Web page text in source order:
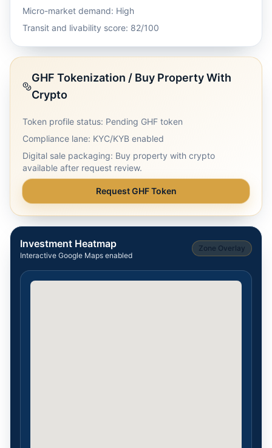
Micro-market demand: High
Transit and livability score: 82/100
GHF Tokenization / Buy Property With
Crypto
Token profile status: Pending GHF token
Compliance lane: KYC/KYB enabled
Digital sale packaging: Buy property with crypto
available after request review.
Request GHF Token
Investment Heatmap
Interactive Google Maps enabled
Zone Overlay